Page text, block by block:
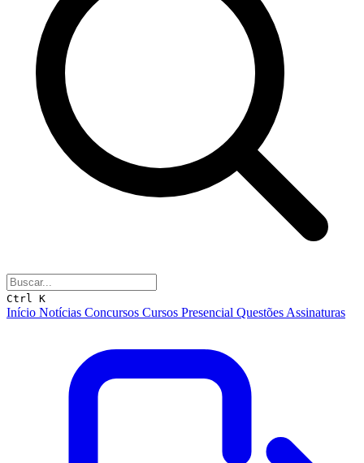
Ctrl K
Início Notícias Concursos Cursos Presencial Questões Assinaturas